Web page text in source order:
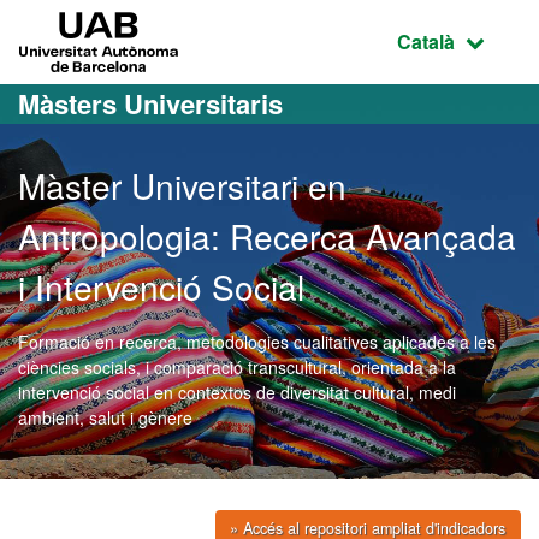
Ves al contingut principal
Ves a la navegació de la pàgina
Idioma
Català
Màsters Universitaris
Màster Universitari en
Antropologia: Recerca Avançada
i Intervenció Social
Formació en recerca, metodologies cualitatives aplicades a les
ciències socials, i comparació transcultural, orientada a la
intervenció social en contextos de diversitat cultural, medi
ambient, salut i gènere
» Accés al repositori ampliat d'indicadors